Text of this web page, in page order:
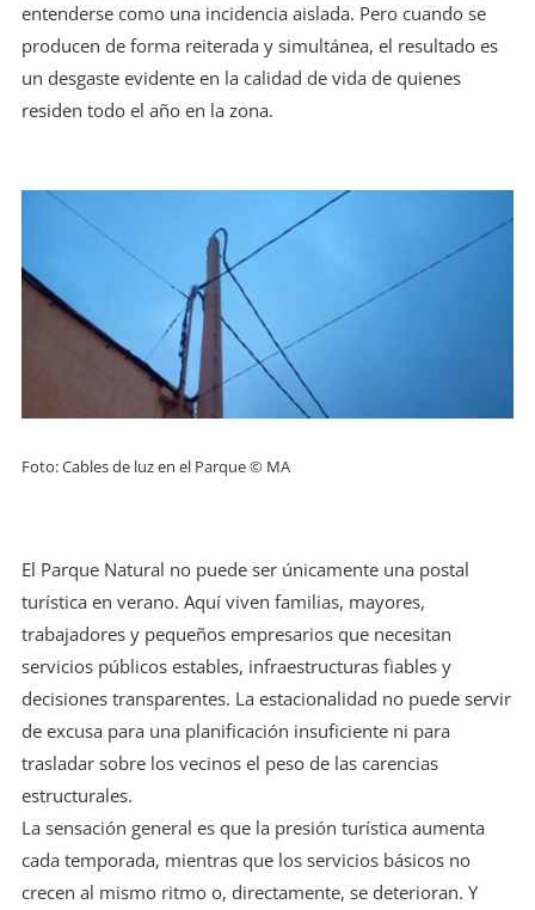
entenderse como una incidencia aislada. Pero cuando se
producen de forma reiterada y simultánea, el resultado es
un desgaste evidente en la calidad de vida de quienes
residen todo el año en la zona.
Foto: Cables de luz en el Parque © MA
El Parque Natural no puede ser únicamente una postal
turística en verano. Aquí viven familias, mayores,
trabajadores y pequeños empresarios que necesitan
servicios públicos estables, infraestructuras fiables y
decisiones transparentes. La estacionalidad no puede servir
de excusa para una planificación insuficiente ni para
trasladar sobre los vecinos el peso de las carencias
estructurales.
La sensación general es que la presión turística aumenta
cada temporada, mientras que los servicios básicos no
crecen al mismo ritmo o, directamente, se deterioran. Y